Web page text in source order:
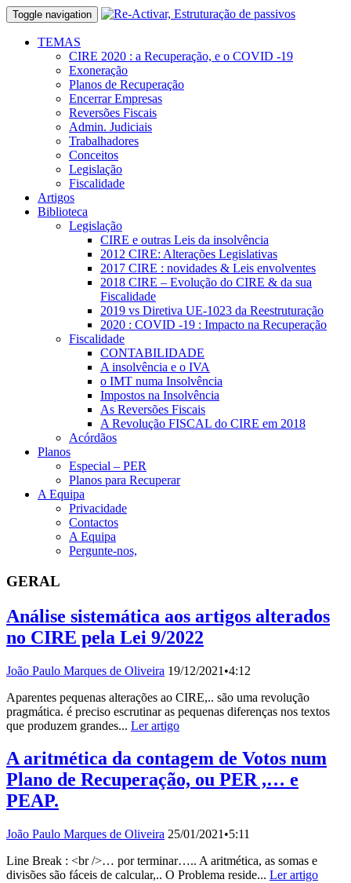
Toggle navigation
TEMAS
CIRE 2020 : a Recuperação, e o COVID -19
Exoneração
Planos de Recuperação
Encerrar Empresas
Reversões Fiscais
Admin. Judiciais
Trabalhadores
Conceitos
Legislação
Fiscalidade
Artigos
Biblioteca
Legislação
CIRE e outras Leis da insolvência
2012 CIRE: Alterações Legislativas
2017 CIRE : novidades & Leis envolventes
2018 CIRE – Evolução do CIRE & da sua
Fiscalidade
2019 vs Diretiva UE-1023 da Reestruturação
2020 : COVID -19 : Impacto na Recuperação
Fiscalidade
CONTABILIDADE
A insolvência e o IVA
o IMT numa Insolvência
Impostos na Insolvência
As Reversões Fiscais
A Revolução FISCAL do CIRE em 2018
Acórdãos
Planos
Especial – PER
Planos para Recuperar
A Equipa
Privacidade
Contactos
A Equipa
Pergunte-nos,
GERAL
Análise sistemática aos artigos alterados
no CIRE pela Lei 9/2022
João Paulo Marques de Oliveira 19/12/2021 •4:12
Aparentes pequenas alterações ao CIRE,.. são uma revolução
pragmática. é preciso escrutinar as pequenas diferenças nos textos
que produzem grandes... Ler artigo
A aritmética da contagem de Votos num
Plano de Recuperação, ou PER ,… e
PEAP.
João Paulo Marques de Oliveira 25/01/2021 •5:11
Line Break : <br />… por terminar….. A aritmética, as somas e
divisões são fáceis de calcular,.. O Problema reside... Ler artigo